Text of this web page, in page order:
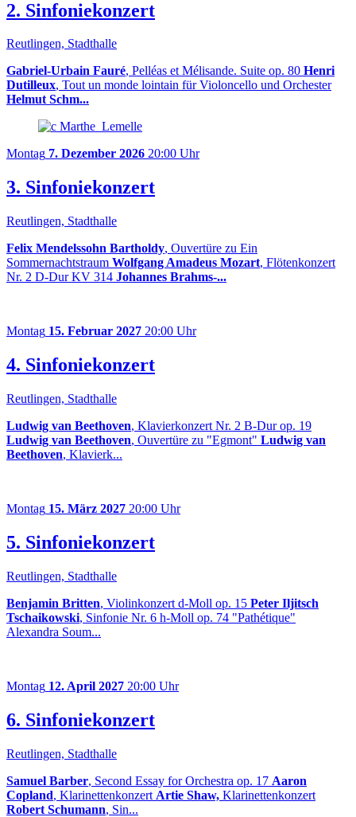
2. Sinfoniekonzert
Reutlingen, Stadthalle
Gabriel-Urbain Fauré, Pelléas et Mélisande. Suite op. 80 Henri
Dutilleux, Tout un monde lointain für Violoncello und Orchester
Helmut Schm...
Montag 7. Dezember 2026 20:00 Uhr
3. Sinfoniekonzert
Reutlingen, Stadthalle
Felix Mendelssohn Bartholdy, Ouvertüre zu Ein
Sommernachtstraum Wolfgang Amadeus Mozart, Flötenkonzert
Nr. 2 D-Dur KV 314 Johannes Brahms-...
Montag 15. Februar 2027 20:00 Uhr
4. Sinfoniekonzert
Reutlingen, Stadthalle
Ludwig van Beethoven, Klavierkonzert Nr. 2 B-Dur op. 19
Ludwig van Beethoven, Ouvertüre zu "Egmont" Ludwig van
Beethoven, Klavierk...
Montag 15. März 2027 20:00 Uhr
5. Sinfoniekonzert
Reutlingen, Stadthalle
Benjamin Britten, Violinkonzert d-Moll op. 15 Peter Iljitsch
Tschaikowski, Sinfonie Nr. 6 h-Moll op. 74 "Pathétique"
Alexandra Soum...
Montag 12. April 2027 20:00 Uhr
6. Sinfoniekonzert
Reutlingen, Stadthalle
Samuel Barber, Second Essay for Orchestra op. 17 Aaron
Copland, Klarinettenkonzert Artie Shaw, Klarinettenkonzert
Robert Schumann, Sin...